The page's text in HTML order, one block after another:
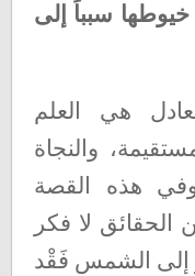
سبباً إلى
هي العلم
والنجاة
وفي هذه القصة
الحقائق لا فكر
إلى الشمس فَقْد